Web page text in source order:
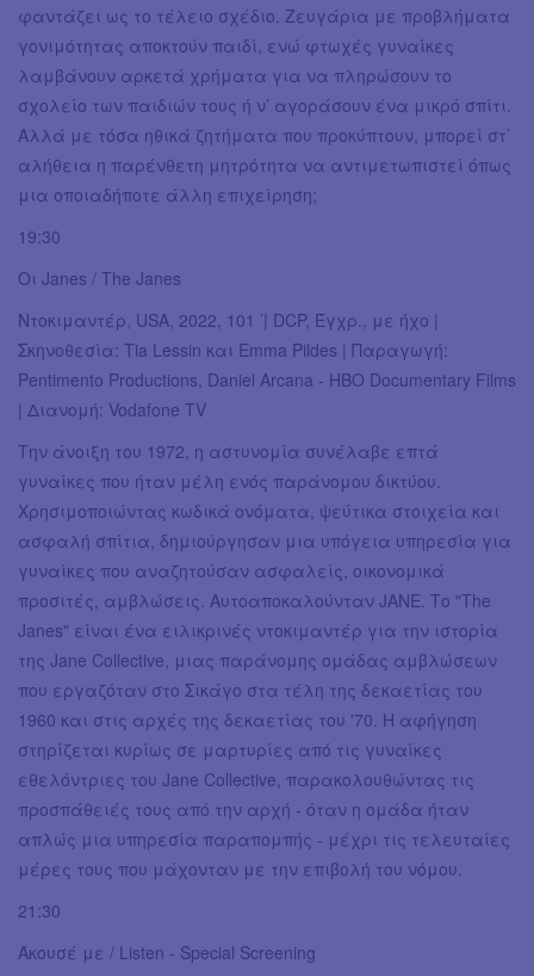
φαντάζει ως το τέλειο σχέδιο. Ζευγάρια με προβλήματα
γονιμότητας αποκτούν παιδί, ενώ φτωχές γυναίκες
λαμβάνουν αρκετά χρήματα για να πληρώσουν το
σχολείο των παιδιών τους ή ν’ αγοράσουν ένα μικρό σπίτι.
Αλλά με τόσα ηθικά ζητήματα που προκύπτουν, μπορεί στ’
αλήθεια η παρένθετη μητρότητα να αντιμετωπιστεί όπως
μια οποιαδήποτε άλλη επιχείρηση;
19:30
Οι Janes / The Janes
Ντοκιμαντέρ, USA, 2022, 101 ’| DCP, Έγχρ., με ήχο |
Σκηνοθεσία: Tia Lessin και Emma Pildes | Παραγωγή:
Pentimento Productions, Daniel Arcana - HBO Documentary Films
| Διανομή: Vodafone TV
Την άνοιξη του 1972, η αστυνομία συνέλαβε επτά
γυναίκες που ήταν μέλη ενός παράνομου δικτύου.
Χρησιμοποιώντας κωδικά ονόματα, ψεύτικα στοιχεία και
ασφαλή σπίτια, δημιούργησαν μια υπόγεια υπηρεσία για
γυναίκες που αναζητούσαν ασφαλείς, οικονομικά
προσιτές, αμβλώσεις. Αυτοαποκαλούνταν JANE. Το "The
Janes" είναι ένα ειλικρινές ντοκιμαντέρ για την ιστορία
της Jane Collective, μιας παράνομης ομάδας αμβλώσεων
που εργαζόταν στο Σικάγο στα τέλη της δεκαετίας του
1960 και στις αρχές της δεκαετίας του '70. Η αφήγηση
στηρίζεται κυρίως σε μαρτυρίες από τις γυναίκες
εθελόντριες του Jane Collective, παρακολουθώντας τις
προσπάθειές τους από την αρχή - όταν η ομάδα ήταν
απλώς μια υπηρεσία παραπομπής - μέχρι τις τελευταίες
μέρες τους που μάχονταν με την επιβολή του νόμου.
21:30
Άκουσέ με / Listen - Special Screening